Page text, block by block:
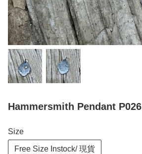
Hammersmith Pendant P026
Size
Free Size Instock/ 現貨